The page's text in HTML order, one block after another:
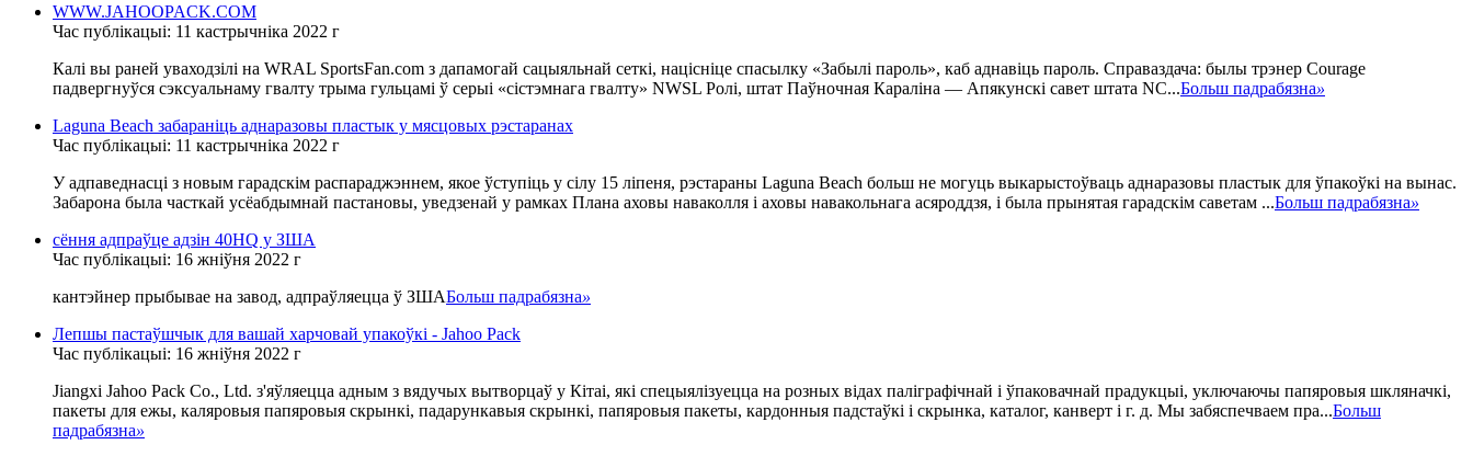
WWW.JAHOOPACK.COM
Час публікацыі: 11 кастрычніка 2022 г
Калі вы раней уваходзілі на WRAL SportsFan.com з дапамогай сацыяльнай сеткі, націсніце спасылку «Забылі пароль», каб аднавіць пароль. Справаздача: былы трэнер Courage
падвергнуўся сэксуальнаму гвалту трыма гульцамі ў серыі «сістэмнага гвалту» NWSL Ролі, штат Паўночная Караліна — Апякунскі савет штата NC...Больш падрабязна»
Laguna Beach забараніць аднаразовы пластык у мясцовых рэстаранах
Час публікацыі: 11 кастрычніка 2022 г
У адпаведнасці з новым гарадскім распараджэннем, якое ўступіць у сілу 15 ліпеня, рэстараны Laguna Beach больш не могуць выкарыстоўваць аднаразовы пластык для ўпакоўкі на вынас.
Забарона была часткай усёабдымнай пастановы, уведзенай у рамках Плана аховы наваколля і аховы навакольнага асяроддзя, і была прынятая гарадскім саветам ...Больш падрабязна»
сёння адпраўце адзін 40HQ у ЗША
Час публікацыі: 16 жніўня 2022 г
кантэйнер прыбывае на завод, адпраўляецца ў ЗШАБольш падрабязна»
Лепшы пастаўшчык для вашай харчовай упакоўкі - Jahoo Pack
Час публікацыі: 16 жніўня 2022 г
Jiangxi Jahoo Pack Co., Ltd. з'яўляецца адным з вядучых вытворцаў у Кітаі, які спецыялізуецца на розных відах паліграфічнай і ўпаковачнай прадукцыі, уключаючы папяровыя шкляначкі,
пакеты для ежы, каляровыя папяровыя скрынкі, падарункавыя скрынкі, папяровыя пакеты, кардонныя падстаўкі і скрынка, каталог, канверт і г. д. Мы забяспечваем пра...Больш
падрабязна»